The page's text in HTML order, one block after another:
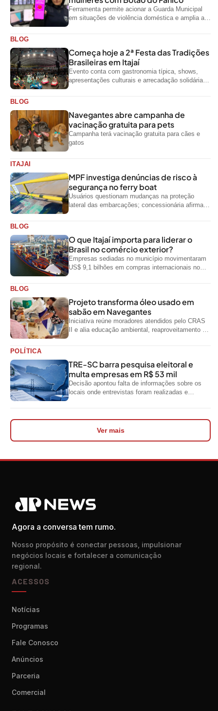
Ferramenta permite acionar a Guarda Municipal
em situações de violência doméstica e amplia a
BLOG
Começa hoje a 2ª Festa das Tradições
Brasileiras em Itajaí
Evento conta com gastronomia típica, shows,
apresentações culturais e arrecadação solidária
BLOG
Navegantes abre campanha de
vacinação gratuita para pets
Campanha terá vacinação gratuita para cães e
gatos
ITAJAI
MPF investiga denúncias de risco à
segurança no ferry boat
Usuários questionam mudanças na proteção
lateral das embarcações; concessionária afirma
BLOG
O que Itajaí importa para liderar o
Brasil no comércio exterior?
Empresas sediadas no município movimentaram
US$ 9,1 bilhões em compras internacionais no
BLOG
Projeto transforma óleo usado em
sabão em Navegantes
Iniciativa reúne moradores atendidos pelo CRAS
II e alia educação ambiental, reaproveitamento de
POLÍTICA
TRE-SC barra pesquisa eleitoral e
multa empresas em R$ 53 mil
Decisão apontou falta de informações sobre os
locais onde entrevistas foram realizadas e
Ver mais
Agora a conversa tem rumo.
Nosso propósito é conectar pessoas, impulsionar
negócios locais e fortalecer a comunicação
regional.
ACESSOS
Notícias
Programas
Fale Conosco
Anúncios
Parceria
Comercial